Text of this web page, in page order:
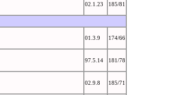
02.1.23 185/81
01.3.9 174/66
97.5.14 181/78
02.9.8 185/71